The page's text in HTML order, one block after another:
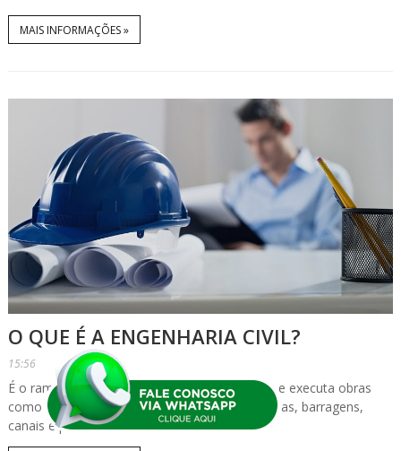
MAIS INFORMAÇÕES »
O QUE É A ENGENHARIA CIVIL?
15:56
É o ramo da engenharia que projeta, gerencia e executa obras
como casas, edifícios, pontes, viadutos, estradas, barragens,
canais e p...